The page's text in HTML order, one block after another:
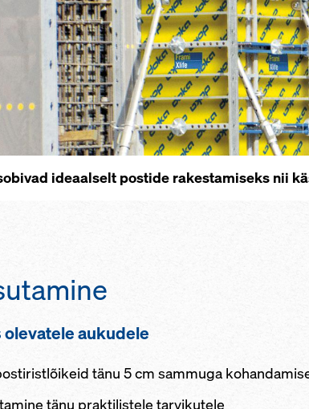
ideaalselt postide rakestamiseks nii
aukudele
tänu 5 cm sammuga
tänu praktilistele tarvikutele